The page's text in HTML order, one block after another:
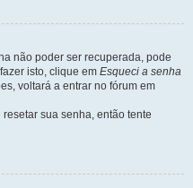
não poder ser recuperada, pode
isto, clique em Esqueci a senha
voltará a entrar no fórum em
sua senha, então tente